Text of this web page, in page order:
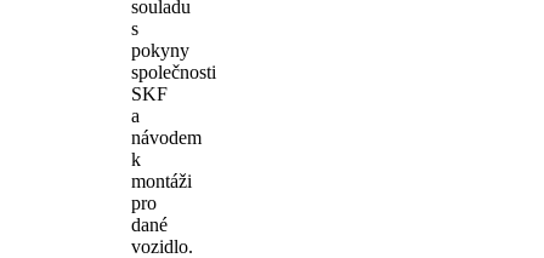
souladu
s
pokyny
společnosti
SKF
a
návodem
k
montáži
pro
dané
vozidlo.